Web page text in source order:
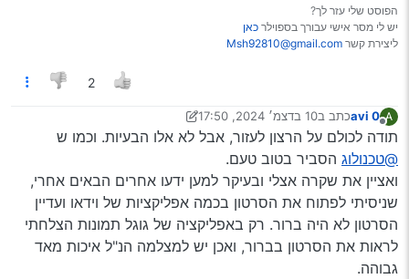
הפוסט שלי עזר לך?
יש לי מסר אישי עבורך בספוילר כאן
ליצירת קשר Msh92810@gmail.com
2
A
מנותק
avi 0כתב ב10 בדצמ׳ 2024, 17:50
נערך לאחרונה על ידי avi 012 באוק׳ 2024, 23:58
תודה לכולם על הרצון לעזור, אבל לא אלו הבעיות. וכמו ש
@טכנולוג הסביר בטוב טעם.
ואציין את שקרה אצלי ובעיקר למען ידעו אחרים הבאים אחרי,
שניסיתי לפתוח את הסרטון בכמה אפליקציות של וידאו ועדיין
הסרטון לא היה ברור. רק באפליקציה של גוגל תמונות הצלחתי
לראות את הסרטון בברור, ואכן יש למצלמה הנ"ל איכות מאד
גבוהה.